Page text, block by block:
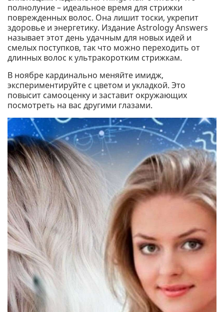
полнолуние – идеальное время для стрижки
поврежденных волос. Она лишит тоски, укрепит
здоровье и энергетику. Издание Astrology Answers
называет этот день удачным для новых идей и
смелых поступков, так что можно переходить от
длинных волос к ультракоротким стрижкам.
В ноябре кардинально меняйте имидж,
экспериментируйте с цветом и укладкой. Это
повысит самооценку и заставит окружающих
посмотреть на вас другими глазами.